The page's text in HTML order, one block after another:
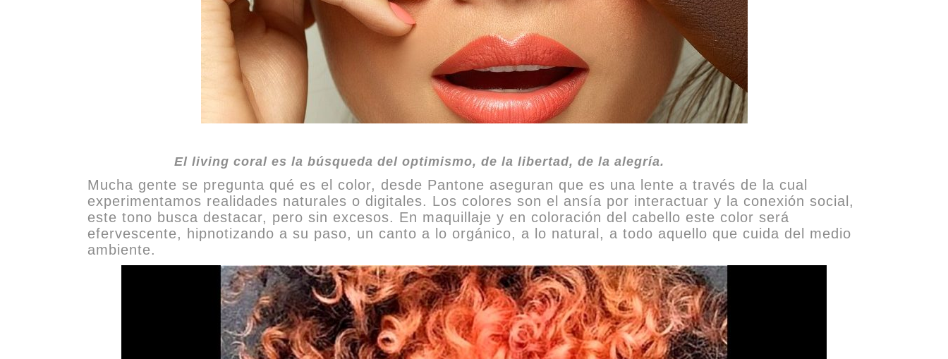
El living coral es la búsqueda del optimismo, de la libertad, de la alegría.
Mucha gente se pregunta qué es el color, desde Pantone aseguran que es una lente a través de la cual
experimentamos realidades naturales o digitales. Los colores son el ansía por interactuar y la conexión social,
este tono busca destacar, pero sin excesos. En maquillaje y en coloración del cabello este color será
efervescente, hipnotizando a su paso, un canto a lo orgánico, a lo natural, a todo aquello que cuida del medio
ambiente.